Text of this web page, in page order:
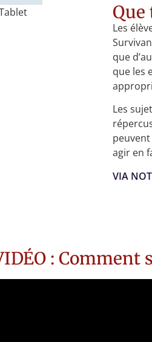
Les
que
que les
Les
agir en
VIA
: Comment